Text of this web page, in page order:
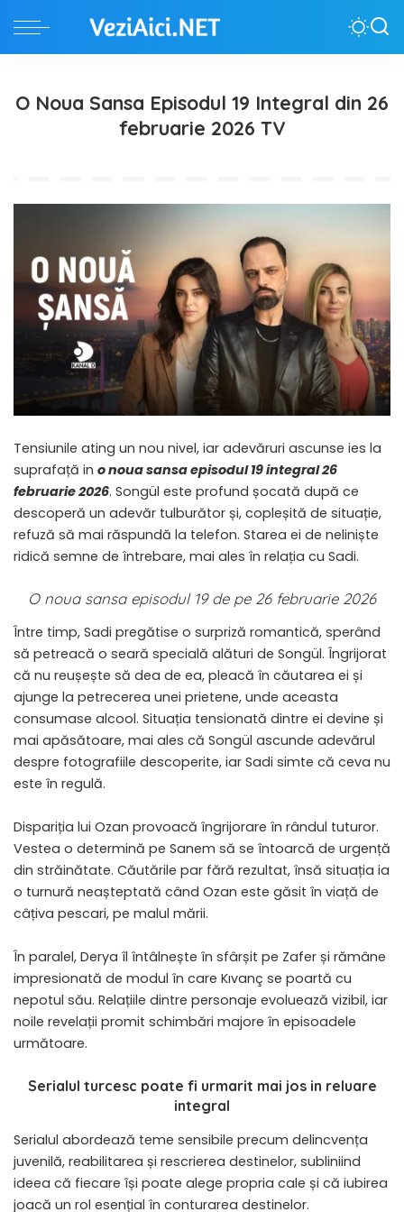
O Noua Sansa Episodul 19 Integral din 26
februarie 2026 TV
Tensiunile ating un nou nivel, iar adevăruri ascunse ies la
suprafață in o noua sansa episodul 19 integral 26
februarie 2026. Songül este profund șocată după ce
descoperă un adevăr tulburător și, copleșită de situație,
refuză să mai răspundă la telefon. Starea ei de neliniște
ridică semne de întrebare, mai ales în relația cu Sadi.
O noua sansa episodul 19 de pe 26 februarie 2026
Între timp, Sadi pregătise o surpriză romantică, sperând
să petreacă o seară specială alături de Songül. Îngrijorat
că nu reușește să dea de ea, pleacă în căutarea ei și
ajunge la petrecerea unei prietene, unde aceasta
consumase alcool. Situația tensionată dintre ei devine și
mai apăsătoare, mai ales că Songül ascunde adevărul
despre fotografiile descoperite, iar Sadi simte că ceva nu
este în regulă.
Dispariția lui Ozan provoacă îngrijorare în rândul tuturor.
Vestea o determină pe Sanem să se întoarcă de urgență
din străinătate. Căutările par fără rezultat, însă situația ia
o turnură neașteptată când Ozan este găsit în viață de
câțiva pescari, pe malul mării.
În paralel, Derya îl întâlnește în sfârșit pe Zafer și rămâne
impresionată de modul în care Kıvanç se poartă cu
nepotul său. Relațiile dintre personaje evoluează vizibil, iar
noile revelații promit schimbări majore în episoadele
următoare.
Serialul turcesc poate fi urmarit mai jos in reluare
integral
Serialul abordează teme sensibile precum delincvența
juvenilă, reabilitarea și rescrierea destinelor, subliniind
ideea că fiecare își poate alege propria cale și că iubirea
joacă un rol esențial în conturarea destinelor.